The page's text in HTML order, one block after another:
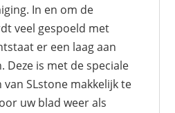
In en om de
veel gespoeld met
er een laag aan
Deze is met de speciale
SLstone makkelijk te
uw blad weer als